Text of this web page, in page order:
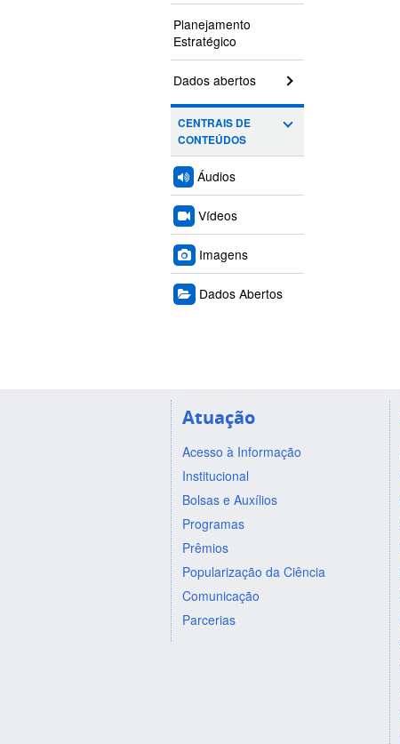
Planejamento
Estratégico
Dados abertos
CENTRAIS DE
CONTEÚDOS
Áudios
Vídeos
Imagens
Dados Abertos
Atuação
Acesso à Informação
Institucional
Bolsas e Auxílios
Programas
Prêmios
Popularização da Ciência
Comunicação
Parcerias